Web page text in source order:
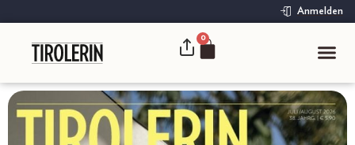
Anmelden
0